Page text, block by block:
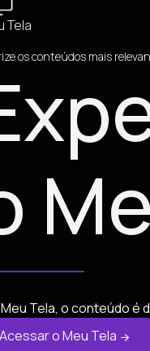
Tela
os conteúdos mais
Tela, o conteúdo é
Acessar o Meu Tela